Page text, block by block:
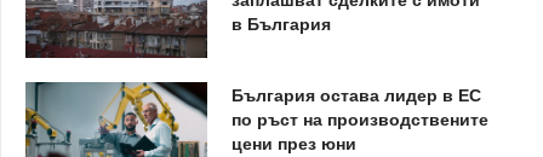
в България
България остава лидер в ЕС
по ръст на производствените
цени през юни